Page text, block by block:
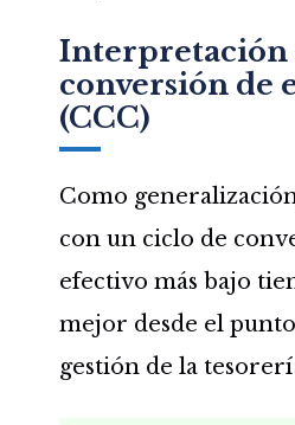
Interpretación
conversión de
(CCC)
Como
con un ciclo de
efectivo más bajo
mejor desde el
gestión de la